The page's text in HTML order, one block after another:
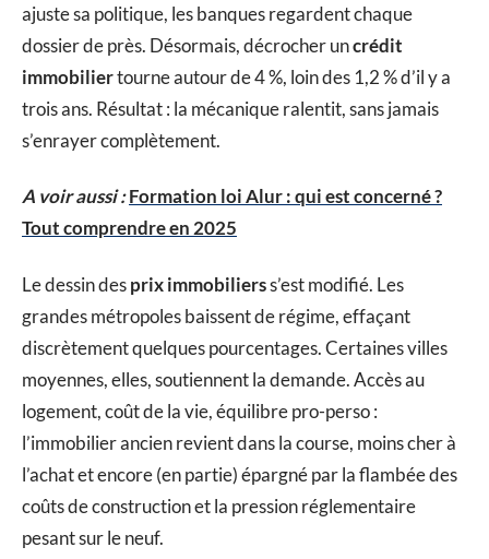
ajuste sa politique, les banques regardent chaque
dossier de près. Désormais, décrocher uncrédit
immobiliertourne autour de 4 %, loin des 1,2 % d’il y a
trois ans. Résultat : la mécanique ralentit, sans jamais
s’enrayer complètement.
A voir aussi :Formation loi Alur : qui est concerné ?
Tout comprendre en 2025
Le dessin desprix immobilierss’est modifié. Les
grandes métropoles baissent de régime, effaçant
discrètement quelques pourcentages. Certaines villes
moyennes, elles, soutiennent la demande. Accès au
logement, coût de la vie, équilibre pro-perso :
l’immobilier ancien revient dans la course, moins cher à
l’achat et encore (en partie) épargné par la flambée des
coûts de construction et la pression réglementaire
pesant sur le neuf.